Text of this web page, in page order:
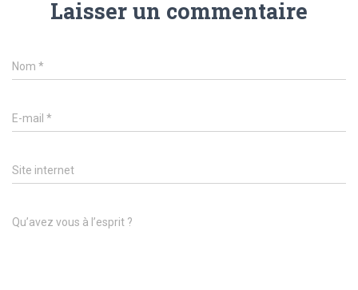
Laisser un commentaire
Nom *
E-mail *
Site internet
Qu’avez vous à l’esprit ?